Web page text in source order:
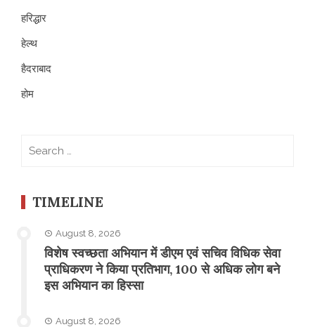
हरिद्धार
हेल्थ
हैदराबाद
होम
TIMELINE
August 8, 2026
विशेष स्वच्छता अभियान में डीएम एवं सचिव विधिक सेवा
प्राधिकरण ने किया प्रतिभाग, 100 से अधिक लोग बने
इस अभियान का हिस्सा
August 8, 2026